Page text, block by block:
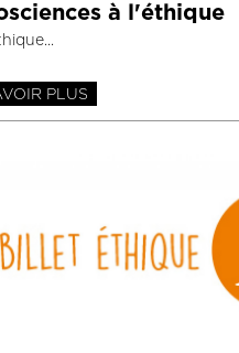
à l'éthique
PLUS